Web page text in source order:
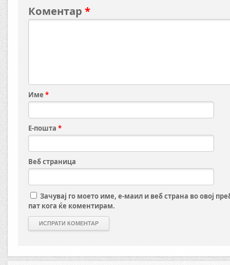
Коментар *
Име *
Е-пошта *
Веб страница
Зачувај го моето име, е-маил и веб страна во овој
пат кога ќе коментирам.